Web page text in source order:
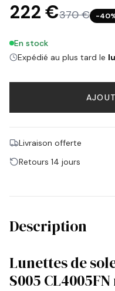
222 €370 € −40
En stock
Expédié au plus tard le
Livraison offerte
Retours 14 jours
Description
Lunettes de
S005